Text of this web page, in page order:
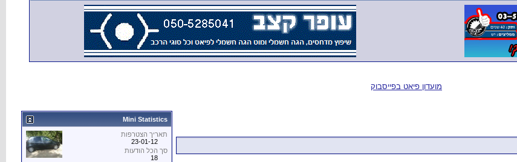
מועדון פיאט בפייסבוק
Mini Statistics
תאריך הצטרפות
23-01-12
סך הכל הודעות
18